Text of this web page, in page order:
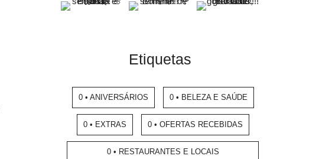
Etiquetas
0 • ANIVERSÁRIOS 0 • BELEZA E SAÚDE
0 • EXTRAS 0 • OFERTAS RECEBIDAS
0 • RESTAURANTES E LOCAIS